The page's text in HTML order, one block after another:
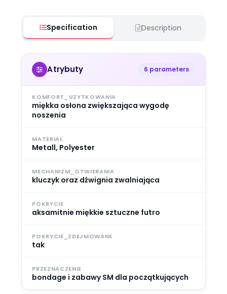
Specification Description
Atrybuty 6 parameters
KOMFORT_UZYTKOWANIA
miękka osłona zwiększająca wygodę
noszenia
MATERIAL
Metall, Polyester
MECHANIZM_OTWIERANIA
kluczyk oraz dźwignia zwalniająca
POKRYCIE
aksamitnie miękkie sztuczne futro
POKRYCIE_ZDEJMOWANE
tak
PRZEZNACZENIE
bondage i zabawy SM dla początkujących